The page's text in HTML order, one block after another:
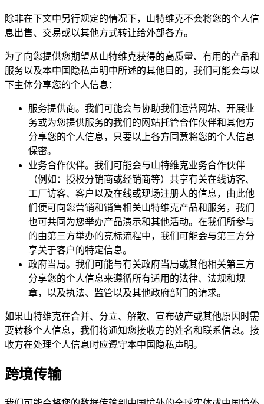
除非在下文中另行规定的情况下，山特维克不会将您的个人信
息出售、交易或以其他方式转让给外部各方。
为了向您提供您期望从山特维克获得的高质量、有用的产品和
服务以及本中国隐私声明中所述的其他目的，我们可能会与以
下主体分享您的个人信息：
服务提供商。我们可能会与协助我们运营网站、开展业
务或为您提供服务的我们的网站托管合作伙伴和其他方
分享您的个人信息，只要以上各方同意将您的个人信息
保密。
业务合作伙伴。我们可能会与山特维克业务合作伙伴
（例如：授权分销商或经销商等）共享有关在线访客、
工厂访客、客户以及在线或现场注册人的信息，由此他
们便可向您营销和销售相关山特维克产品和服务，我们
也可共同为您举办产品演示和其他活动。在我们所参与
的由第三方举办的竞标流程中，我们可能会与第三方分
享关于客户的特定信息。
政府当局。我们可能与有关政府当局或其他相关第三方
分享您的个人信息来遵循所有适用的法律、法规和规
章，以及执法、监管以及其他政府部门的请求。
如果山特维克在合并、分立、解散、宣布破产或其他原因时需
要转移个人信息，我们将通知您接收方的姓名和联系信息。接
收方在处理个人信息时应遵守本中国隐私声明。
跨境传输